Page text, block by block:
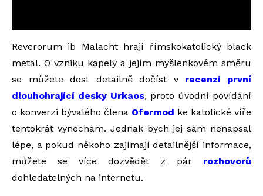
Reverorum ib Malacht hrají římskokatolický black
metal. O vzniku kapely a jejím myšlenkovém směru
se můžete dost detailně dočíst v recenzi první
dlouhohrající desky Urkaos, proto úvodní povídání
o konverzi bývalého člena Ofermod ke katolické víře
tentokrát vynechám. Jednak bych jej sám nenapsal
lépe, a pokud někoho zajímají detailnější informace,
můžete se více dozvědět z pár rozhovorů
dohledatelných na internetu.